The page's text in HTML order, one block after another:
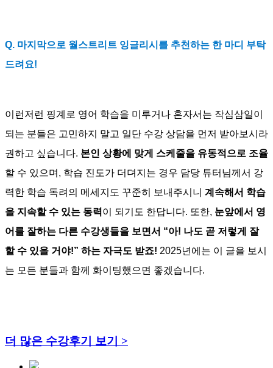
Q. 마지막으로 월스트리트 잉글리시를 추천하는 한 마디 부탁
드려요!
이런저런 핑계로 영어 학습을 미루거나 혼자서는 작심삼일이
되는 분들은 고민하지 말고 일단 수강 상담을 먼저 받아보시라
권하고 싶습니다. 본인 상황에 맞게 스케줄을 유동적으로 조율
할 수 있으며, 학습 진도가 더뎌지는 경우 담당 튜터님께서 강
력한 학습 독려의 메세지도 꾸준히 보내주시니 계속해서 학습
을 지속할 수 있는 동력이 되기도 한답니다. 또한, 눈앞에서 영
어를 잘하는 다른 수강생들을 보면서 “아! 나도 곧 저렇게 잘
할 수 있을 거야!” 하는 자극도 받죠! 2025년에는 이 글을 보시
는 모든 분들과 함께 화이팅했으면 좋겠습니다.
더 많은 수강후기 보기 >